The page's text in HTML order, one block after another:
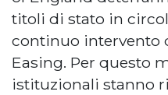
titoli di stato in
continuo intervento
Easing. Per questo
istituzionali stanno